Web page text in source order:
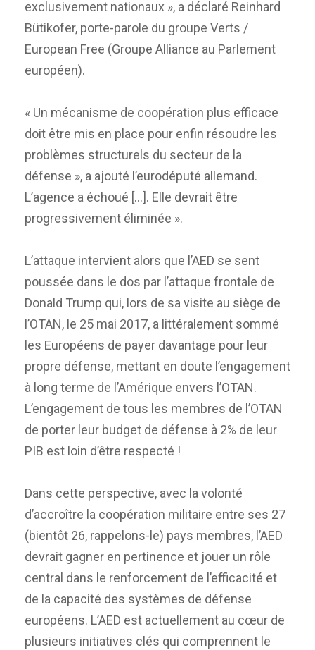
exclusivement nationaux », a déclaré Reinhard
Bütikofer, porte-parole du groupe Verts /
European Free (Groupe Alliance au Parlement
européen).
« Un mécanisme de coopération plus efficace
doit être mis en place pour enfin résoudre les
problèmes structurels du secteur de la
défense », a ajouté l’eurodéputé allemand.
L’agence a échoué […]. Elle devrait être
progressivement éliminée ».
L’attaque intervient alors que l’AED se sent
poussée dans le dos par l’attaque frontale de
Donald Trump qui, lors de sa visite au siège de
l’OTAN, le 25 mai 2017, a littéralement sommé
les Européens de payer davantage pour leur
propre défense, mettant en doute l’engagement
à long terme de l’Amérique envers l’OTAN.
L’engagement de tous les membres de l’OTAN
de porter leur budget de défense à 2% de leur
PIB est loin d’être respecté !
Dans cette perspective, avec la volonté
d’accroître la coopération militaire entre ses 27
(bientôt 26, rappelons-le) pays membres, l’AED
devrait gagner en pertinence et jouer un rôle
central dans le renforcement de l’efficacité et
de la capacité des systèmes de défense
européens. L’AED est actuellement au cœur de
plusieurs initiatives clés qui comprennent le